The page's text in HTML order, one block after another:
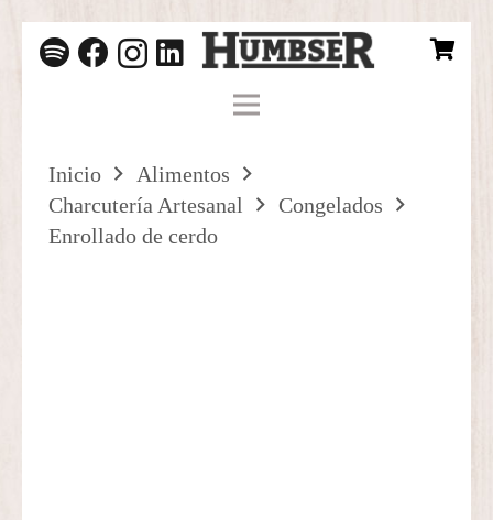
Inicio
Alimentos
Charcutería Artesanal
Congelados
Enrollado de cerdo